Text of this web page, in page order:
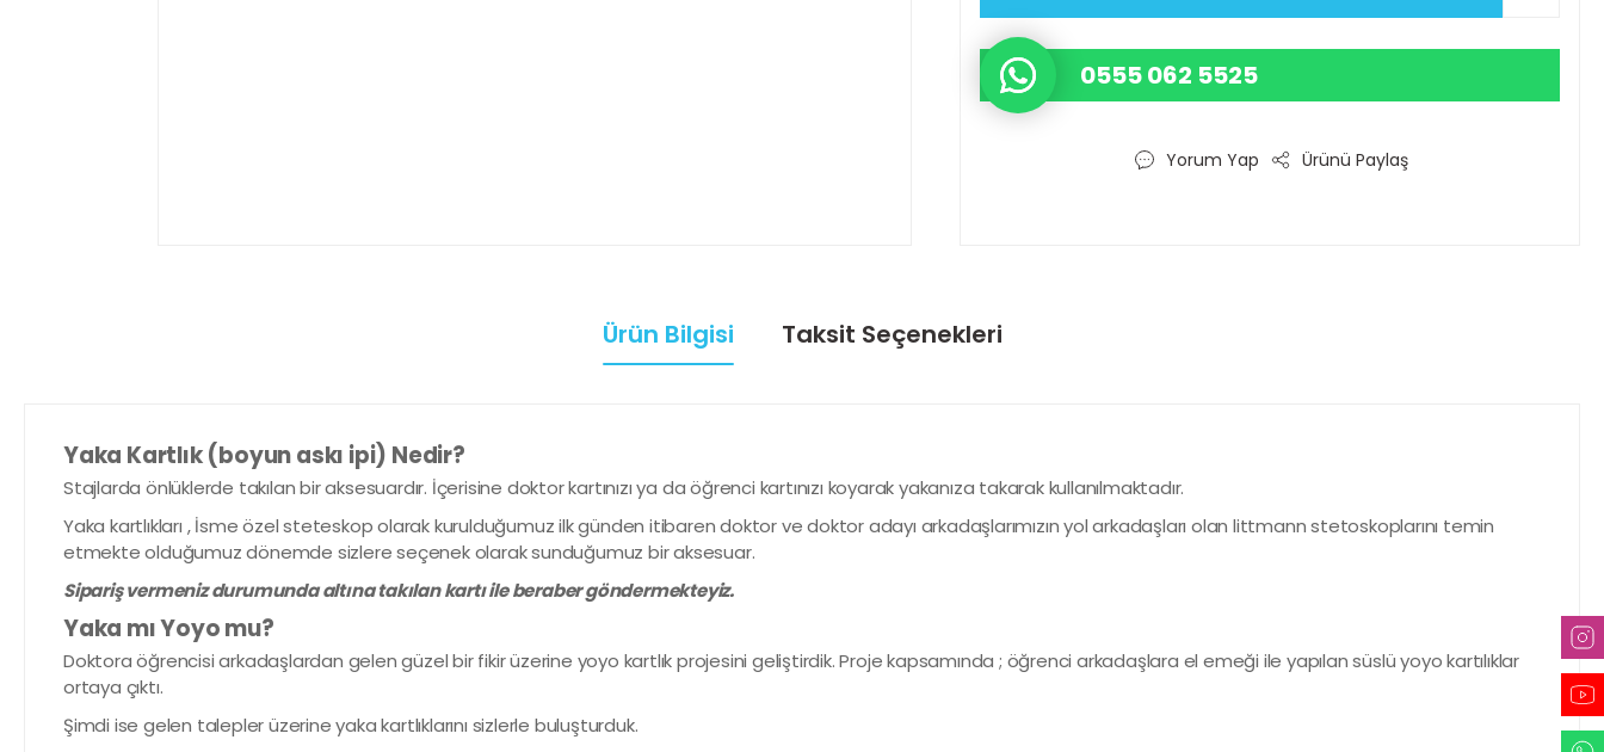
0555 062 5525
Yorum Yap Ürünü Paylaş
Ürün Bilgisi Taksit Seçenekleri
Yaka Kartlık (boyun askı ipi) Nedir?
Stajlarda önlüklerde takılan bir aksesuardır. İçerisine doktor kartınızı ya da öğrenci kartınızı koyarak yakanıza takarak kullanılmaktadır.
Yaka kartlıkları , İsme özel steteskop olarak kurulduğumuz ilk günden itibaren doktor ve doktor adayı arkadaşlarımızın yol arkadaşları olan littmann stetoskoplarını temin
etmekte olduğumuz dönemde sizlere seçenek olarak sunduğumuz bir aksesuar.
Sipariş vermeniz durumunda altına takılan kartı ile beraber göndermekteyiz.
Yaka mı Yoyo mu?
Doktora öğrencisi arkadaşlardan gelen güzel bir fikir üzerine yoyo kartlık projesini geliştirdik. Proje kapsamında ; öğrenci arkadaşlara el emeği ile yapılan süslü yoyo kartılıklar
ortaya çıktı.
Şimdi ise gelen talepler üzerine yaka kartlıklarını sizlerle buluşturduk.